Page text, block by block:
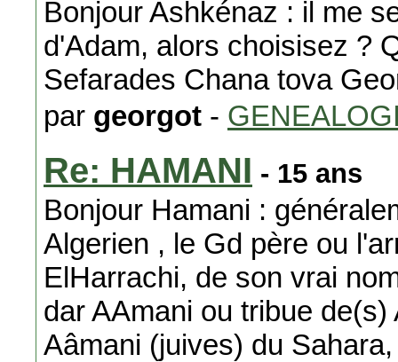
Bonjour Ashkénaz : il me
d'Adam, alors choisisez ?
Sefarades Chana tova
par georgot -
Re: HAMANI - 15 ans
Bonjour Hamani :
Algerien , le Gd père ou
ElHarrachi, de son vrai
dar AAmani ou tribue
Aâmani (juives) du